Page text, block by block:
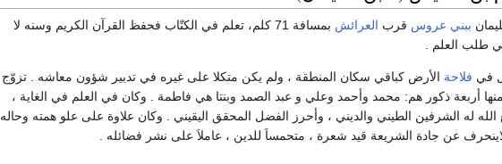
ببني عروس قرب العرائش
بمسافة 71 كلم، تعلم في الكتّاب فحفظ القرآن الكريم وسنه لا
طلب العلم .
في فلاحة الأرض كباقي سكان المنطقة ، ولم يكن متكلا على غيره في تدبير شؤون معاشه . تزوّج
أربعة ذكور هم: محمد وأحمد وعلي و عبد الصمد وبنتا هي فاطمة . وكان في العلم في الغاية ،
له الشرفين الطيني والديني ، وأحرز الفضل المحقق اليقيني . وكان علاوة على علو همته وحاله
لاينحرف عن جادة الشريعة قيد شعرة ، متحمساَ للدين ، عاملاَ على نشر فضائله .